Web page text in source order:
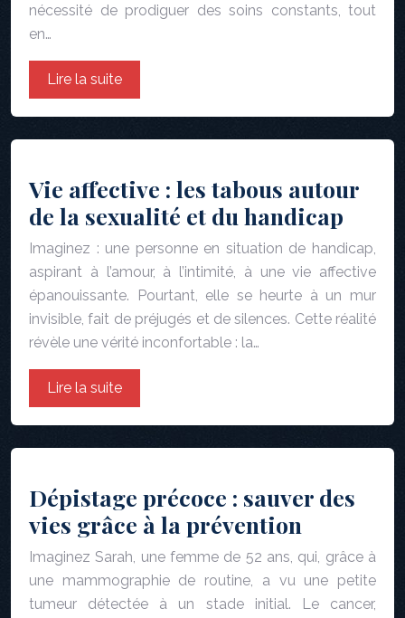
nécessité de prodiguer des soins constants, tout
en…
Lire la suite
Vie affective : les tabous autour
de la sexualité et du handicap
Imaginez : une personne en situation de handicap,
aspirant à l’amour, à l’intimité, à une vie affective
épanouissante. Pourtant, elle se heurte à un mur
invisible, fait de préjugés et de silences. Cette réalité
révèle une vérité inconfortable : la…
Lire la suite
Dépistage précoce : sauver des
vies grâce à la prévention
Imaginez Sarah, une femme de 52 ans, qui, grâce à
une mammographie de routine, a vu une petite
tumeur détectée à un stade initial. Le cancer,